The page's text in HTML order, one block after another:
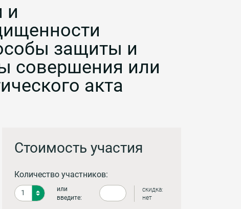
и
защиты и
совершения или
акта
Стоимость участия
Количество участников:
или
введите:
скидка:
нет
Заказать